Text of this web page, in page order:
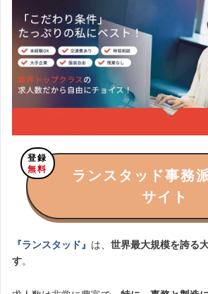
登録
無料
ランスタッド事務
サイト
『ランスタッド』 は、 世界最大規模を誇る
す。